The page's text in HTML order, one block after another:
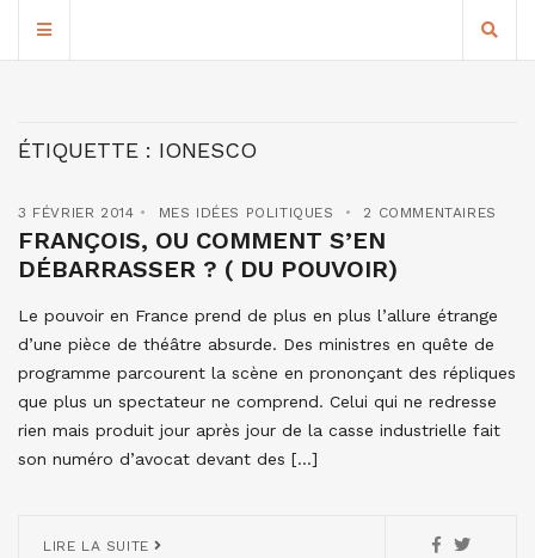
ÉTIQUETTE : IONESCO
3 FÉVRIER 2014 MES IDÉES POLITIQUES 2 COMMENTAIRES
FRANÇOIS, OU COMMENT S’EN
DÉBARRASSER ? ( DU POUVOIR)
Le pouvoir en France prend de plus en plus l’allure étrange
d’une pièce de théâtre absurde. Des ministres en quête de
programme parcourent la scène en prononçant des répliques
que plus un spectateur ne comprend. Celui qui ne redresse
rien mais produit jour après jour de la casse industrielle fait
son numéro d’avocat devant des […]
LIRE LA SUITE